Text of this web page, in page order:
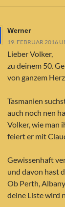
Werner
19. FEBRUAR 2016
Lieber Volker,
zu deinem 50.
von ganzem
Tasmanien
auch noch nen
Volker, wie man
feiert er mit
Gewissenhaft
und davon hast
Ob Perth,
deine Liste wird